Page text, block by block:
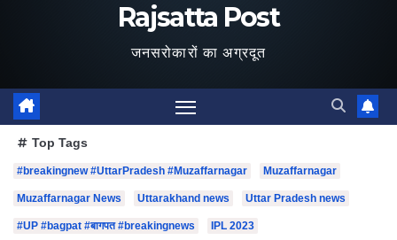
Rajsatta Post
जनसरोकारों का अग्रदूत
Top Tags
#breakingnew #UttarPradesh #Muzaffarnagar Muzaffarnagar
Muzaffarnagar News Uttarakhand news Uttar Pradesh news
#UP #bagpat #बागपत #breakingnews IPL 2023